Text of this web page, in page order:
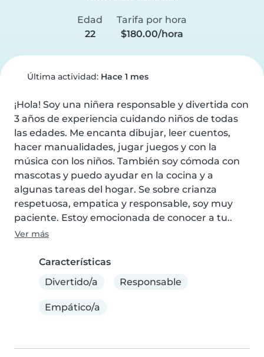
Edad
22
Tarifa por hora
$180.00/hora
Última actividad: Hace 1 mes
¡Hola! Soy una niñera responsable y divertida con
3 años de experiencia cuidando niños de todas
las edades. Me encanta dibujar, leer cuentos,
hacer manualidades, jugar juegos y con la
música con los niños. También soy cómoda con
mascotas y puedo ayudar en la cocina y a
algunas tareas del hogar. Se sobre crianza
respetuosa, empatica y responsable, soy muy
paciente. Estoy emocionada de conocer a tu..
Ver más
Características
Divertido/a
Responsable
Empático/a